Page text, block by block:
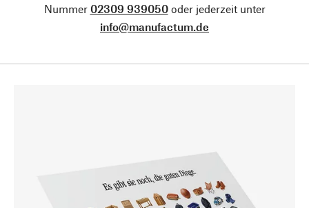
Nummer 02309 939050oder jederzeit unter
info@manufactum.de